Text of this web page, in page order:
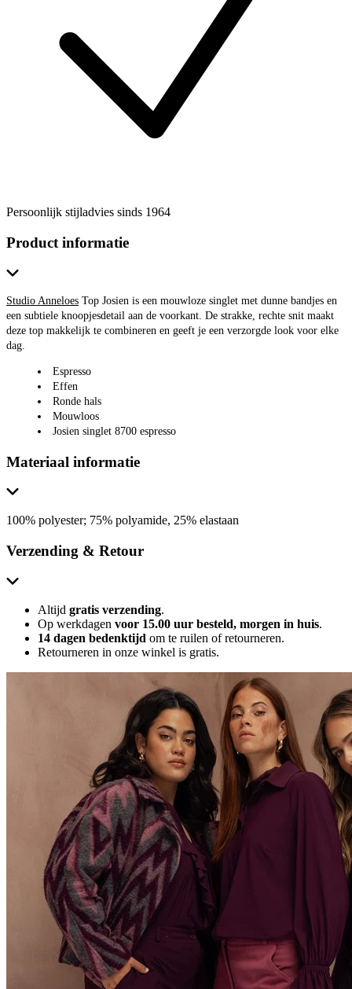
Persoonlijk stijladvies sinds 1964
Product informatie
Studio Anneloes Top Josien is een mouwloze singlet met dunne bandjes en
een subtiele knoopjesdetail aan de voorkant. De strakke, rechte snit maakt
deze top makkelijk te combineren en geeft je een verzorgde look voor elke
dag.
Espresso
Effen
Ronde hals
Mouwloos
Josien singlet 8700 espresso
Materiaal informatie
100% polyester; 75% polyamide, 25% elastaan
Verzending & Retour
Altijd gratis verzending.
Op werkdagen voor 15.00 uur besteld, morgen in huis.
14 dagen bedenktijd om te ruilen of retourneren.
Retourneren in onze winkel is gratis.